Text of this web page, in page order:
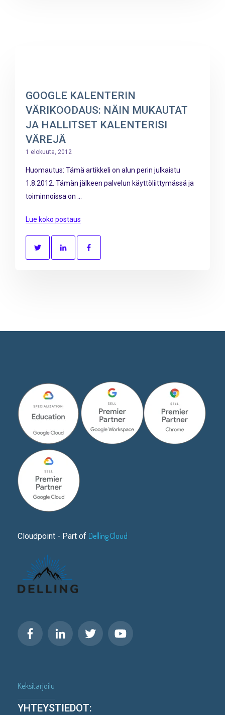
GOOGLE KALENTERIN
VÄRIKOODAUS: NÄIN MUKAUTAT
JA HALLITSET KALENTERISI
VÄREJÄ
1 elokuuta, 2012
Huomautus: Tämä artikkeli on alun perin julkaistu
1.8.2012. Tämän jälkeen palvelun käyttöliittymässä ja
toiminnoissa on ...
Lue koko postaus
Cloudpoint - Part of Delling Cloud
Keksitarjoilu
YHTEYSTIEDOT: